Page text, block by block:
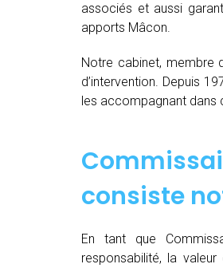
associés et aussi
apports Mâcon.
Notre cabinet, membre
d’intervention. Depuis
les accompagnant dans
consiste
En tant que
responsabilité, la